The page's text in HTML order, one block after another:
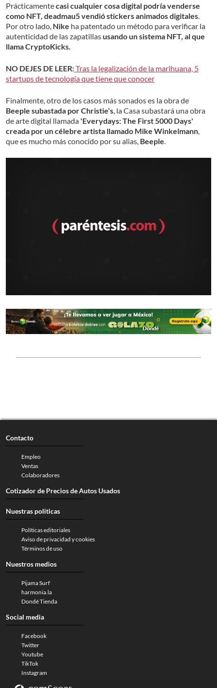
Prácticamentecasi cualquier cosa digital podría venderse
como NFT, deadmau5 vendió stickers animados digitales.
Por otro lado, Nike ha patentado un método para verificar la
autenticidad de las zapatillas usando un sistema NFT, al que
llama CryptoKicks.
NO DEJES DE LEER:Tras la legalización de la marihuana, 5
startups de tecnología que tiene que conocer
Finalmente, otro de los casos más sonados es la obra de
Beeple subastada por Christie's, la Casa subastará una obra
de arte digital llamada 'Everydays: The First 5000 Days'
creada por un célebre artista llamado Mike Winkelmann,
que es mucho más conocido por su alias, Beeple.
Contacto
Empleo
Ventas
Colaboradores
Cotizador de Precios de Autos Usados
Nuestras politicas
Políticas editoriales
Aviso de privacidad y cookies
Términos de uso
Nuestros medios
Pijama Surf
harmonia.la
Dondé Tienda
Social media
Facebook
Twitter
Youtube
TikTok
Instagram